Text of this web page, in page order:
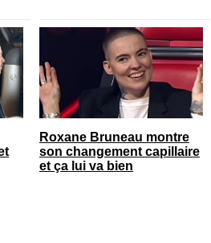
Roxane Bruneau montre
son changement capillaire
et ça lui va bien